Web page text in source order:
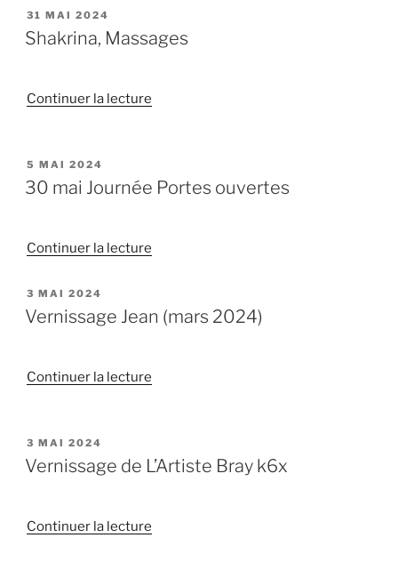
PUBLIÉ
LE
31 MAI 2024
Shakrina, Massages
Continuer la lecture
PUBLIÉ
LE
5 MAI 2024
30 mai Journée Portes ouvertes
Continuer la lecture
Journée
PUBLIÉ
LE
3 MAI 2024
Vernissage Jean (mars 2024)
Continuer la lecture
2024) »
PUBLIÉ
LE
3 MAI 2024
Vernissage de L’Artiste Bray k6x
Continuer la lecture